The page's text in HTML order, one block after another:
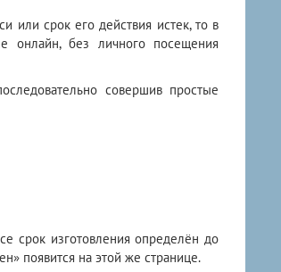
или срок его действия истек, то в
без личного посещения
совершив простые
срок изготовления определён до
появится на этой же странице.